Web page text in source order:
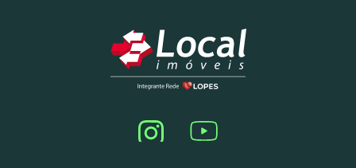
várias linhas de ônibus e estações de
metrô nas proximidades,
proporcionando conveniência e
mobilidade para funcionários e clientes.
Com dois amplos salões, quatro
para negócios que buscam unir uma
localização estratégica, acesso